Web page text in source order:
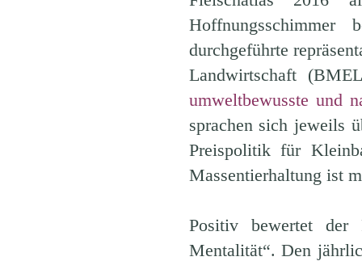
durchgeführte
Landwirtschaft
umweltbewusste und
sprachen sich jeweils
Preispolitik für
Massentierhaltung ist
Positiv bewertet der
Mentalität“. Den